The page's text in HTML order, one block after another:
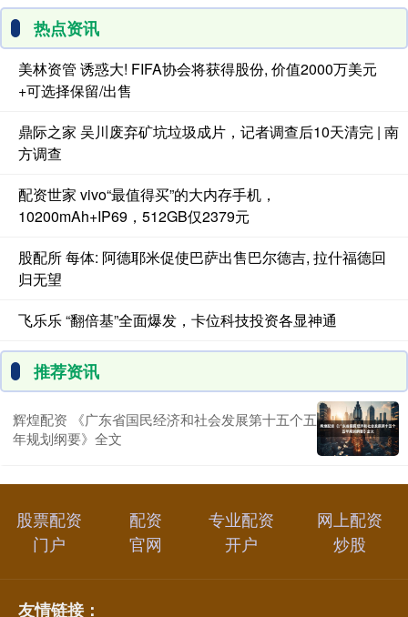
热点资讯
美林资管 诱惑大! FIFA协会将获得股份, 价值2000万美元
+可选择保留/出售
鼎际之家 吴川废弃矿坑垃圾成片，记者调查后10天清完 | 南
方调查
配资世家 vivo“最值得买”的大内存手机，
10200mAh+IP69，512GB仅2379元
股配所 每体: 阿德耶米促使巴萨出售巴尔德吉, 拉什福德回
归无望
飞乐乐 “翻倍基”全面爆发，卡位科技投资各显神通
推荐资讯
辉煌配资 《广东省国民经济和社会发展第十五个五
年规划纲要》全文
股票配资
门户
配资
官网
专业配资
开户
网上配资
炒股
友情链接：